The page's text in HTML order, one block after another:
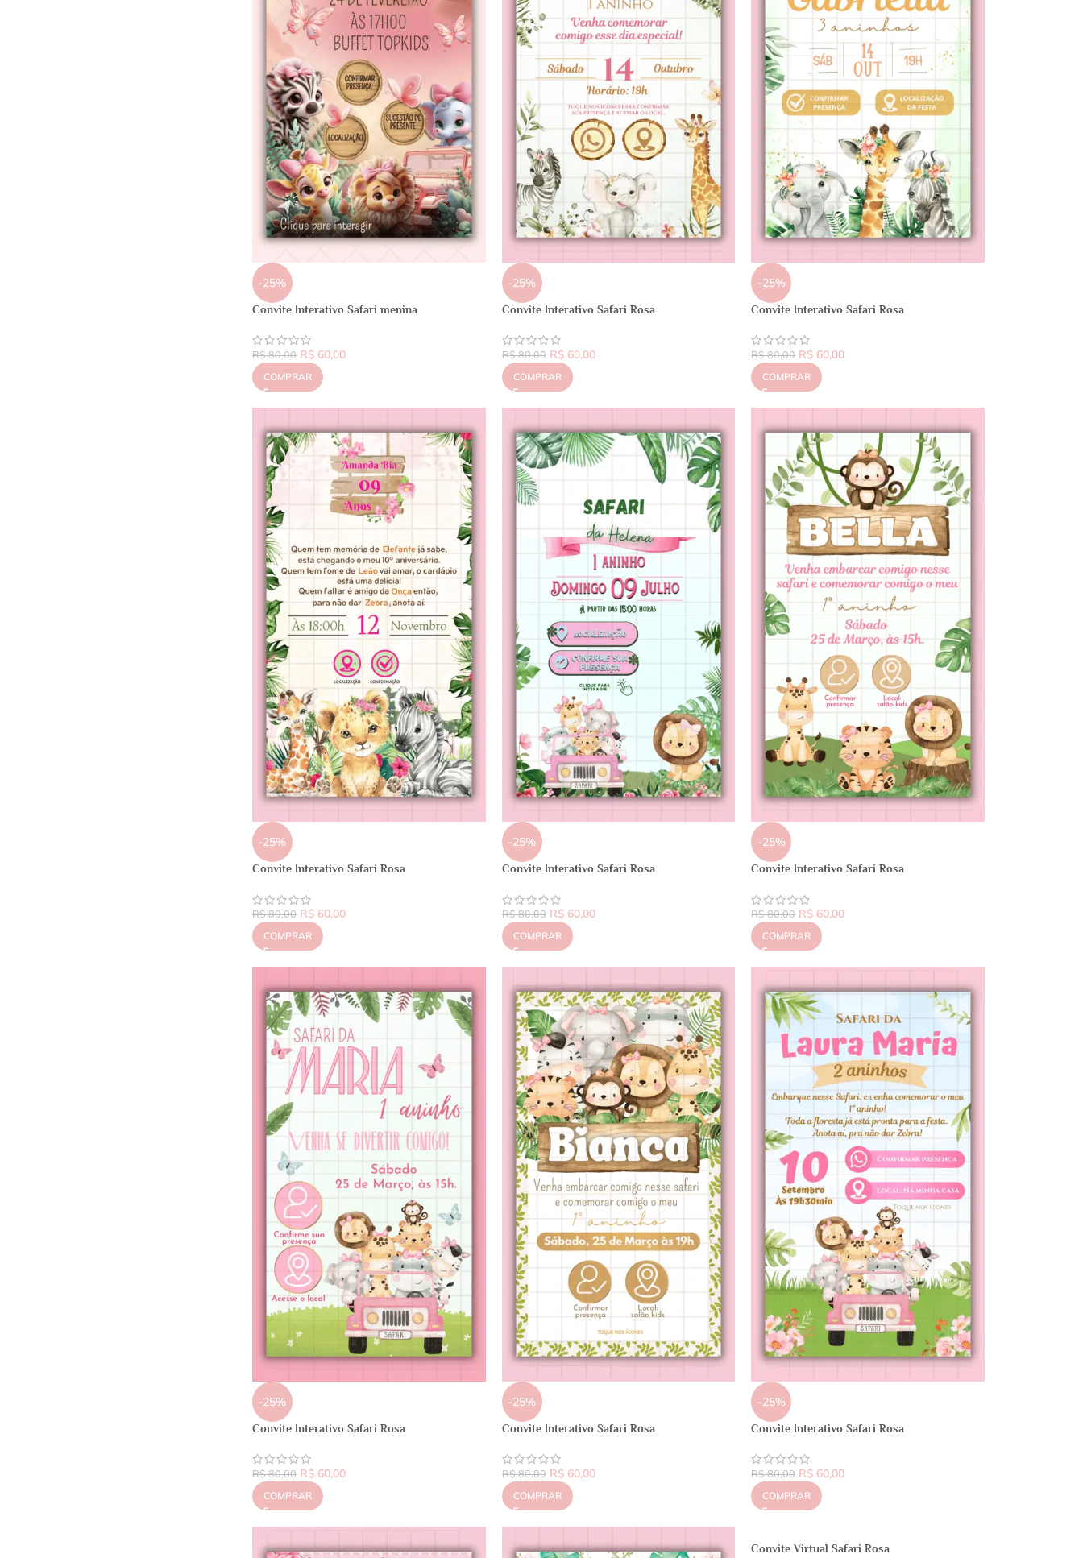
-25%
Convite Interativo Safari menina
R$80,00 R$60,00
COMPRAR
-25%
Convite Interativo Safari Rosa
R$80,00 R$60,00
COMPRAR
-25%
Convite Interativo Safari Rosa
R$80,00 R$ 60,00
COMPRAR
-25%
Convite Interativo Safari Rosa
R$80,00 R$60,00
COMPRAR
-25%
Convite Interativo Safari Rosa
R$80,00 R$60,00
COMPRAR
-25%
Convite Interativo Safari Rosa
R$80,00 R$ 60,00
COMPRAR
-25%
Convite Interativo Safari Rosa
R$80,00 R$60,00
COMPRAR
-25%
Convite Interativo Safari Rosa
R$80,00 R$60,00
COMPRAR
-25%
Convite Interativo Safari Rosa
R$80,00 R$ 60,00
COMPRAR
Convite Virtual Safari Rosa